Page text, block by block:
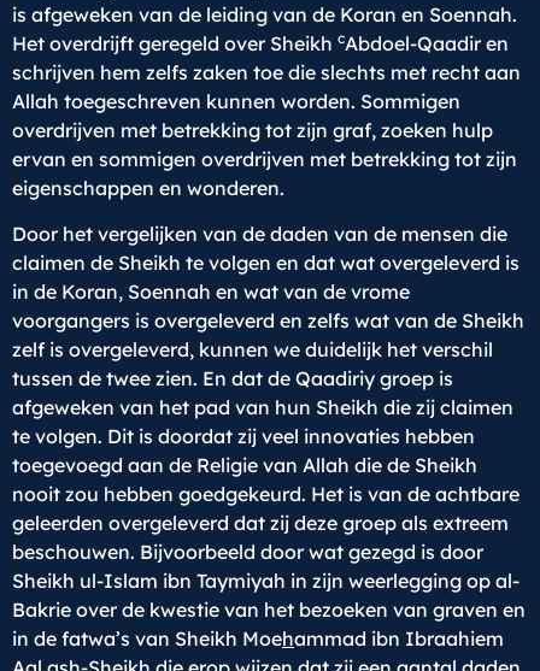
is afgeweken van de leiding van de Koran en Soennah.
Het overdrijft geregeld over Sheikh cAbdoel-Qaadir en
schrijven hem zelfs zaken toe die slechts met recht aan
Allah toegeschreven kunnen worden. Sommigen
overdrijven met betrekking tot zijn graf, zoeken hulp
ervan en sommigen overdrijven met betrekking tot zijn
eigenschappen en wonderen.
Door het vergelijken van de daden van de mensen die
claimen de Sheikh te volgen en dat wat overgeleverd is
in de Koran, Soennah en wat van de vrome
voorgangers is overgeleverd en zelfs wat van de Sheikh
zelf is overgeleverd, kunnen we duidelijk het verschil
tussen de twee zien. En dat de Qaadiriy groep is
afgeweken van het pad van hun Sheikh die zij claimen
te volgen. Dit is doordat zij veel innovaties hebben
toegevoegd aan de Religie van Allah die de Sheikh
nooit zou hebben goedgekeurd. Het is van de achtbare
geleerden overgeleverd dat zij deze groep als extreem
beschouwen. Bijvoorbeeld door wat gezegd is door
Sheikh ul-Islam ibn Taymiyah in zijn weerlegging op al-
Bakrie over de kwestie van het bezoeken van graven en
in de fatwa’s van Sheikh Moehammad ibn Ibraahiem